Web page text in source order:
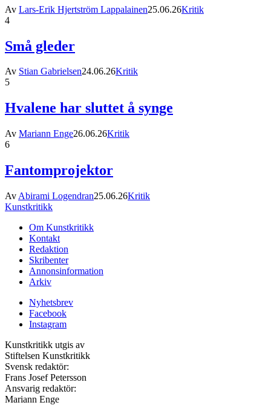
Av Lars-Erik Hjertström Lappalainen25.06.26Kritik
4
Små gleder
Av Stian Gabrielsen24.06.26Kritik
5
Hvalene har sluttet å synge
Av Mariann Enge26.06.26Kritik
6
Fantomprojektor
Av Abirami Logendran25.06.26Kritik
Kunstkritikk
Om Kunstkritikk
Kontakt
Redaktion
Skribenter
Annonsinformation
Arkiv
Nyhetsbrev
Facebook
Instagram
Kunstkritikk utgis av
Stiftelsen Kunstkritikk
Svensk redaktör:
Frans Josef Petersson
Ansvarig redaktör:
Mariann Enge